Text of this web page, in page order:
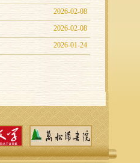
2026-02-08
2026-02-08
2026-01-24